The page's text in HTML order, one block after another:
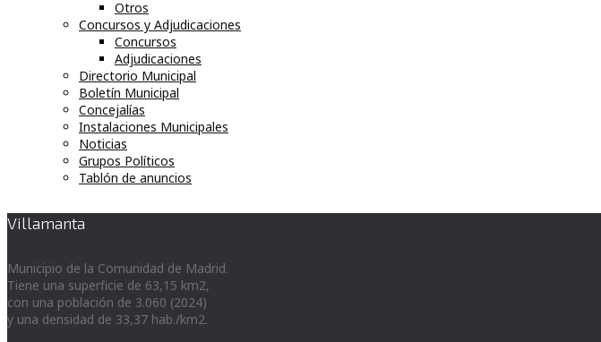
Otros
Concursos y Adjudicaciones
Concursos
Adjudicaciones
Directorio Municipal
Boletín Municipal
Concejalías
Instalaciones Municipales
Noticias
Grupos Políticos
Tablón de anuncios
Villamanta
Municipio de la Comunidad de Madrid.
Tiene una superficie de 63,15 km2,
con una población de 3.060 (2024)
y una densidad de 33,37 hab./km2.